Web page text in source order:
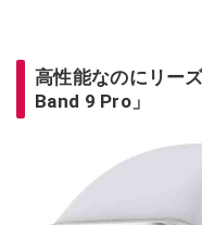
高性能なのにリー
Band 9 Pro」